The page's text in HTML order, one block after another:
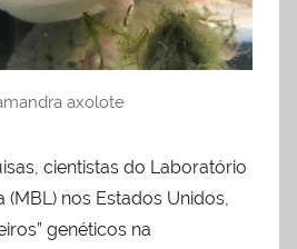
axolote
cientistas do Laboratório
(MBL) nos Estados Unidos,
genéticos na